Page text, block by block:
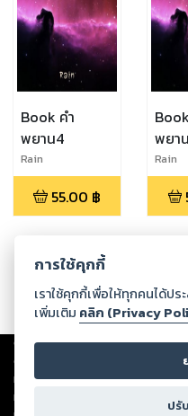
Book คำ
พยาน4
Rain
55.00 ฿
พยา
Rain
Copyright ©2026Storylog Co.,
ต่อผลงานหรือเนื้อหาใดที่อัปโหลดผ่า
ทรัพย์สินทางปัญญาของบุคคลอื่นหรื
ทุกท่านโปรดใช้วิจารณญาณในการก
การใช้คุกกี้
เราใช้คุกกี้เพื่อให้ทุกคนได้ป
เพิ่มเติม คลิก (Privacy
ปรั